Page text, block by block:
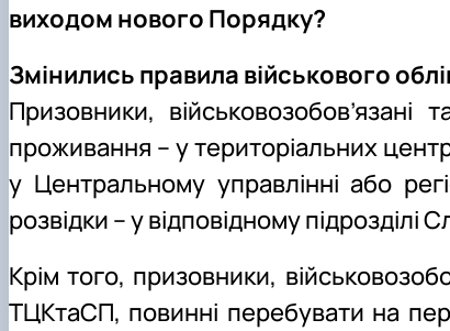
виходом нового Порядку?
Змінились правила військового
Призовники,
проживання – у територіальних
у Центральному управлінні або
розвідки – у відповідному підрозділі
Крім того, призовники,
ТЦКтаСП, повинні перебувати на